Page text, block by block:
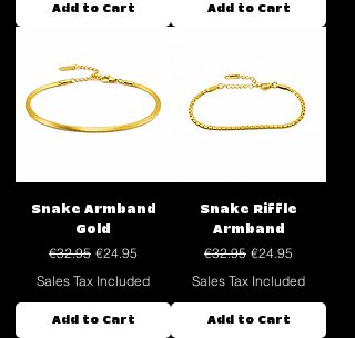
Add to Cart Add to Cart
Snake Armband
Gold
Regular Price
€32.95 Sale Price
€24.95
Sales Tax Included
Add to Cart
Snake Riffle
Armband
Regular Price
€32.95 Sale Price
€24.95
Sales Tax Included
Add to Cart